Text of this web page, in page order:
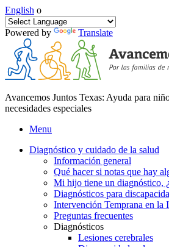
English o
Powered by Translate
Avancemos Juntos Texas: Ayuda para
necesidades especiales
Menu
Diagnóstico y cuidado de la salud
Información general
Qué hacer si notas que hay
Mi hijo tiene un diagnóstico,
Diagnósticos para
Intervención Temprana en la
Preguntas frecuentes
Diagnósticos
Lesiones cerebrales